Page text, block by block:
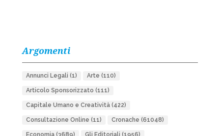
Argomenti
Annunci Legali (1) Arte (110)
Articolo Sponsorizzato (111)
Capitale Umano e Creatività(422)
Consultazione Online (11) Cronache (61048)
Economia(3689) Gli Editoriali (1956)